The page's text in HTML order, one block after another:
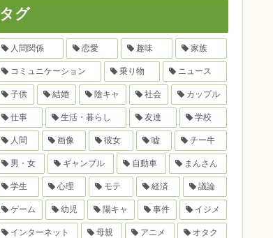
タグ
人間関係 恋愛 趣味 家族
コミュニケーション 乗り物 ニュース
子供 結婚 陰キャ 社会 カップル
仕事 生活・暮らし 友達 学校
人間 画像 彼女 嘘 チー牛
男・女 ギャンブル 自動車 まんさん
学生 心理 モテ 経済 議論
ゲーム 幼児 陽キャ 事件 イジメ
インターネット 母親 アニメ オタク